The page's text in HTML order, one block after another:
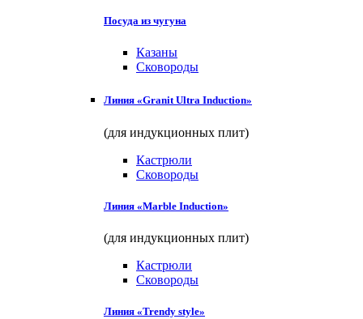
Посуда из чугуна
Казаны
Сковороды
Линия «Granit Ultra Induction»
(для индукционных плит)
Кастрюли
Сковороды
Линия «Marble Induction»
(для индукционных плит)
Кастрюли
Сковороды
Линия «Trendy style»